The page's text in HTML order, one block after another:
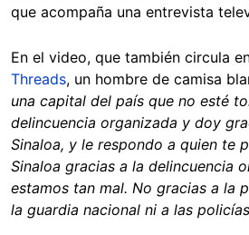
que acompaña una entrevista
En el video, que también circula
Threads, un hombre de camisa
una capital del país que no esté
delincuencia organizada y doy
Sinaloa, y le respondo a quien te
Sinaloa gracias a la delincuencia
estamos tan mal. No gracias a la
la guardia nacional ni a las